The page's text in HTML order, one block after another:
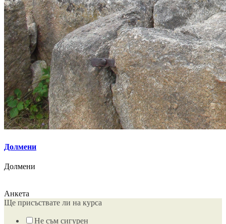
Долмени
Долмени
Анкета
Ще присъствате ли на курса
Не съм сигурен